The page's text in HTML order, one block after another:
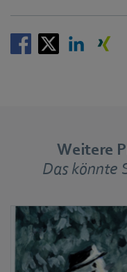
Weitere
Das könnte